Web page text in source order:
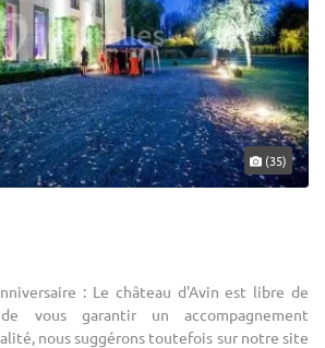
(35)
: Le château d'Avin est libre de
vous garantir un accompagnement
nous suggérons toutefois sur notre site